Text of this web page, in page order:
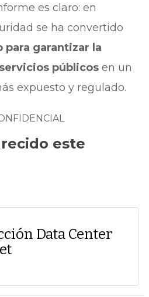
es claro: en
se ha convertido
garantizar la
públicos en un
expuesto y regulado.
este
Data Center